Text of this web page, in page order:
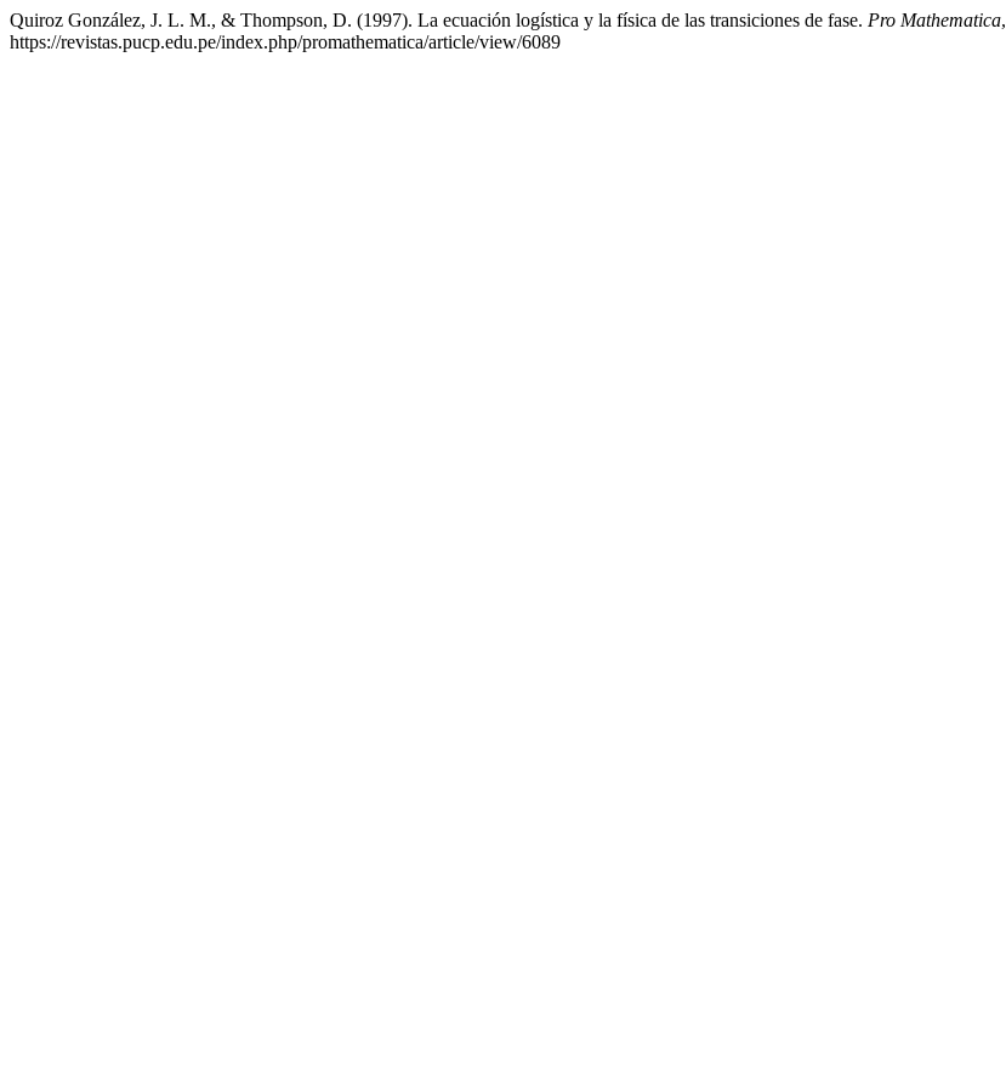
Quiroz González, J. L. M., & Thompson, D. (1997). La ecuación logística y la física de las transiciones de fase. Pro Mathematica,
https://revistas.pucp.edu.pe/index.php/promathematica/article/view/6089